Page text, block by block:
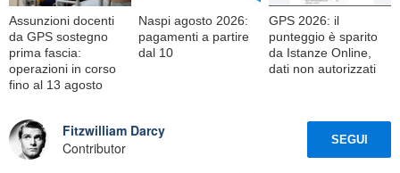
Assunzioni docenti
da GPS sostegno
prima fascia:
operazioni in corso
fino al 13 agosto
Naspi agosto 2026:
pagamenti a partire
dal 10
GPS 2026: il
punteggio è sparito
da Istanze Online,
dati non autorizzati
Fitzwilliam Darcy
Contributor
SEGUI